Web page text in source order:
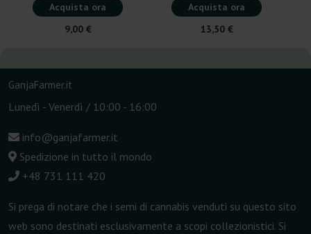
Acquista ora
9,00 €
Acquista ora
13,50 €
GanjaFarmer.it
Lunedì - Venerdì / 10:00 - 16:00
info@ganjafarmer.it
Spedizione in tutto il mondo
+48 731 111 420
Si prega di notare che i semi di cannabis venduti su questo sito
web sono destinati esclusivamente a scopi collezionistici. Si